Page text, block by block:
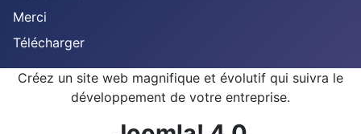
Merci
Télécharger
Créez un site web magnifique et évolutif qui suivra le
développement de votre entreprise.